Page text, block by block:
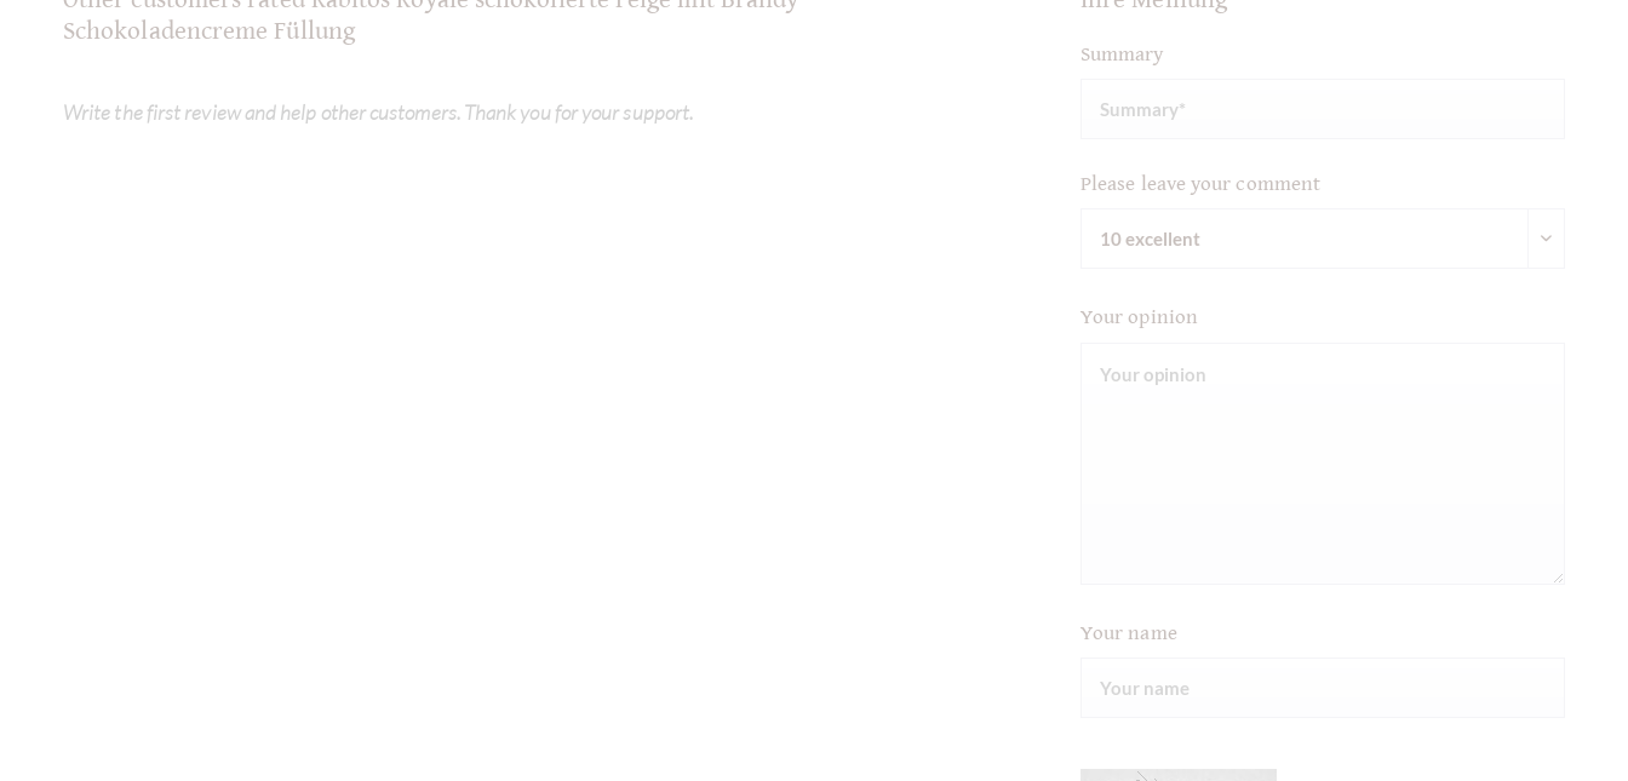
Schokoladencreme Füllung
Write the first review and help other customers. Thank you for your support.
Summary
Please leave your comment
Your opinion
Your name